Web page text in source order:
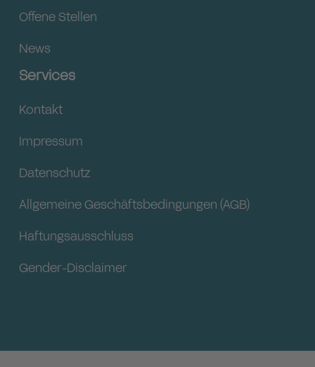
Offene Stellen
News
Services
Kontakt
Impressum
Datenschutz
Allgemeine Geschäftsbedingungen (AGB)
Haftungsausschluss
Gender-Disclaimer